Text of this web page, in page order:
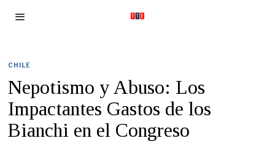
CHILE
Nepotismo y Abuso: Los
Impactantes Gastos de los
Bianchi en el Congreso